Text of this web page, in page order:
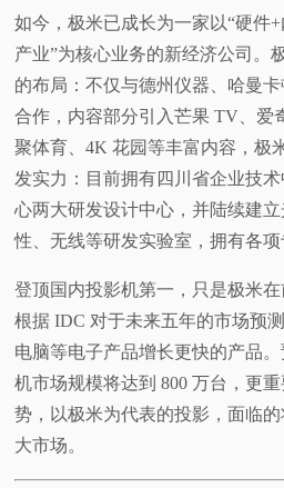
如今，极米已成长为一家以“硬件
产业”为核心业务的新经济公司。
的布局：不仅与德州仪器、哈曼
合作，内容部分引入芒果 TV、爱
聚体育、4K 花园等丰富内容，极
发实力：目前拥有四川省企业技
心两大研发设计中心，并陆续建
性、无线等研发实验室，拥有各项
登顶国内投影机第一，只是极米在
根据 IDC 对于未来五年的市场预
电脑等电子产品增长更快的产品
机市场规模将达到 800 万台，更
势，以极米为代表的投影，面临
大市场。